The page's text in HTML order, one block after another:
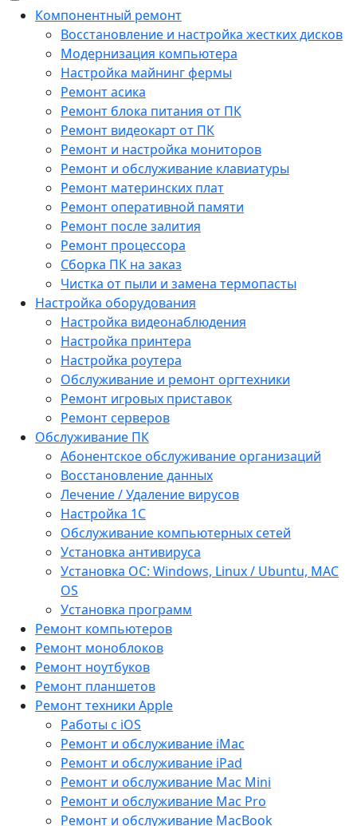
Компонентный ремонт
Восстановление и настройка жестких дисков
Модернизация компьютера
Настройка майнинг фермы
Ремонт асика
Ремонт блока питания от ПК
Ремонт видеокарт от ПК
Ремонт и настройка мониторов
Ремонт и обслуживание клавиатуры
Ремонт материнских плат
Ремонт оперативной памяти
Ремонт после залития
Ремонт процессора
Сборка ПК на заказ
Чистка от пыли и замена термопасты
Настройка оборудования
Настройка видеонаблюдения
Настройка принтера
Настройка роутера
Обслуживание и ремонт оргтехники
Ремонт игровых приставок
Ремонт серверов
Обслуживание ПК
Абонентское обслуживание организаций
Восстановление данных
Лечение / Удаление вирусов
Настройка 1С
Обслуживание компьютерных сетей
Установка антивируса
Установка ОС: Windows, Linux / Ubuntu, МАС
OS
Установка программ
Ремонт компьютеров
Ремонт моноблоков
Ремонт ноутбуков
Ремонт планшетов
Ремонт техники Apple
Работы с iOS
Ремонт и обслуживание iMac
Ремонт и обслуживание iPad
Ремонт и обслуживание Mac Mini
Ремонт и обслуживание Mac Pro
Ремонт и обслуживание MacBook